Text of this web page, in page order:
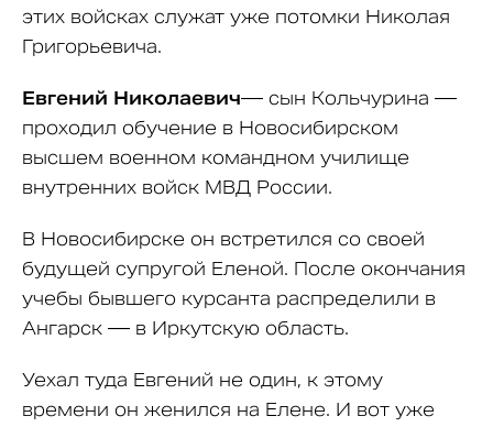
этих войсках служат уже потомки Николая
Григорьевича.
Евгений Николаевич— сын Кольчурина —
проходил обучение в Новосибирском
высшем военном командном училище
внутренних войск МВД России.
В Новосибирске он встретился со своей
будущей супругой Еленой. После окончания
учебы бывшего курсанта распределили в
Ангарск — в Иркутскую область.
Уехал туда Евгений не один, к этому
времени он женился на Елене. И вот уже